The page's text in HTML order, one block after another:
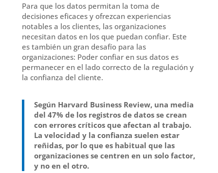
Para que los datos permitan la toma de
decisiones eficacesy ofrezcan experiencias
notables a los clientes, las organizaciones
necesitan datos en los que puedan confiar. Este
es también un gran desafío para las
organizaciones: Poder confiar en sus datos es
permanecer en el lado correcto de la regulación y
la confianza del cliente.
Según Harvard Business Review, una media
del 47% de los registros de datos se crean
con errores críticos que afectan al trabajo.
La velocidad y la confianza suelen estar
reñidas, por lo que es habitual que las
organizaciones se centren en un solo factor,
y no en el otro.